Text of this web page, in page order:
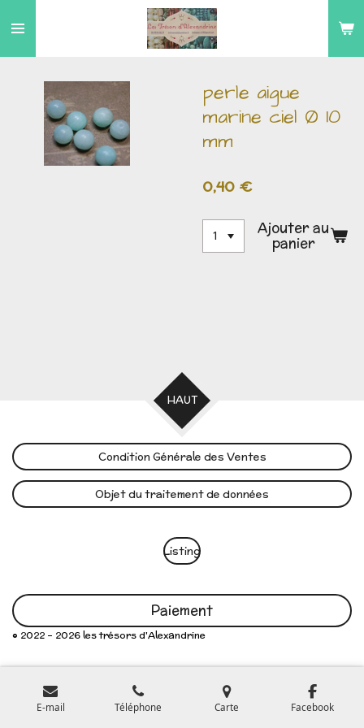
au
perle aigue
marine ciel Ø 10
mm
0,40 €
Ajouter au
panier
HAUT
Condition Générale des Ventes
Objet du traitement de données
Listing
Paiement
© 2022 - 2026 les trésors d'Alexandrine
E-mail Téléphone Carte Facebook